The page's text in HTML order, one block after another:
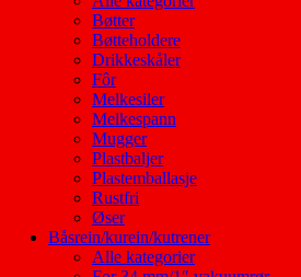
Bøtter
Bøtteholdere
Drikkeskåler
Fôr
Melkesiler
Melkespann
Mugger
Plastbaljer
Plastemballasje
Rustfri
Øser
Båsrein/kurein/kutrener
Alle kategorier